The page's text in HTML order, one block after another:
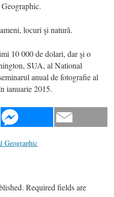
locuri şi natură.
10 000 de dolari, dar şi o
SUA, al National
anual de fotografie al
ianuarie 2015.
Geographic
Required fields are